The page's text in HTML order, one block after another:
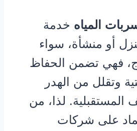
المياه خدمة
أو منشأة، سواء
فهي تضمن الحفاظ
وتقلل من الهدر
المستقبلية. لذا، من
على شركات